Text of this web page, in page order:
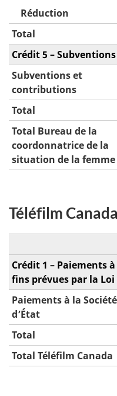
Réduction
Total
Crédit 5 –
Subventions et
contributions
Total
Total Bureau de la
coordonnatrice de la
situation de la femme
Téléfilm Canada
Crédit 1 – Paiements
fins prévues par la
Paiements à la Société
d’État
Total
Total Téléfilm Canada